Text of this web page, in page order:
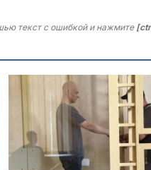
текст с ошибкой и нажмите